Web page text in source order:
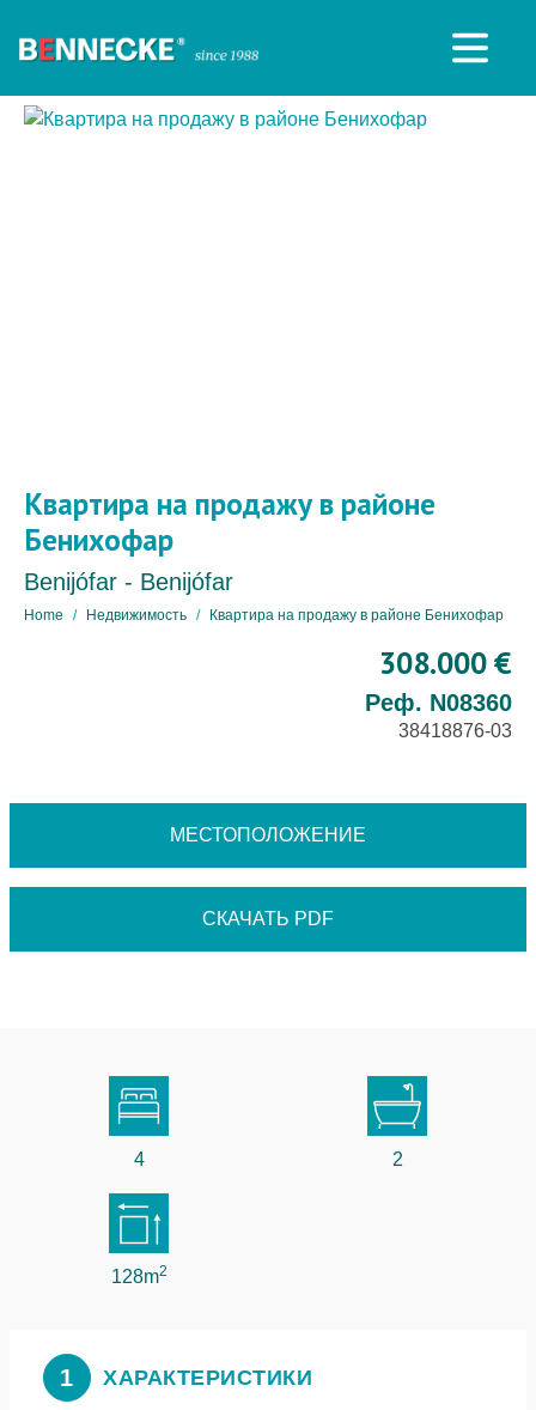
Квартира на продажу в районе
Бенихофар
Benijófar - Benijófar
Home Недвижимость Квартира на продажу в районе Бенихофар
308.000 €
Реф. N08360
38418876-03
МЕСТОПОЛОЖЕНИЕ
СКАЧАТЬ PDF
4 2
128m2
1 ХАРАКТЕРИСТИКИ